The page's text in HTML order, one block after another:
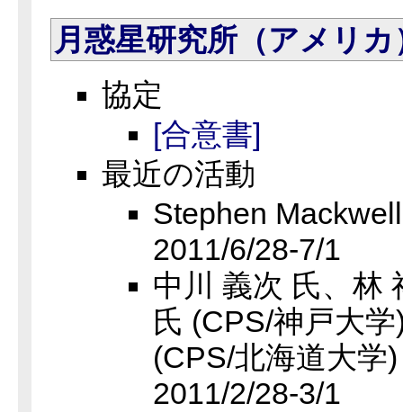
月惑星研究所（アメリカ
協定
[合意書]
最近の活動
Stephen
2011/6/28-7/1
中川 義次 氏、林
氏 (CPS/神戸大
(CPS/北海道大学
2011/2/28-3/1